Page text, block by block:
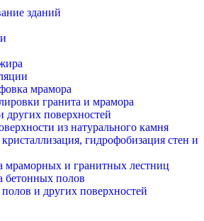
зданий
мрамора
гранита и мрамора
поверхностей
из натурального камня
гидрофобизация стен и
и гранитных лестниц
полов
и других поверхностей